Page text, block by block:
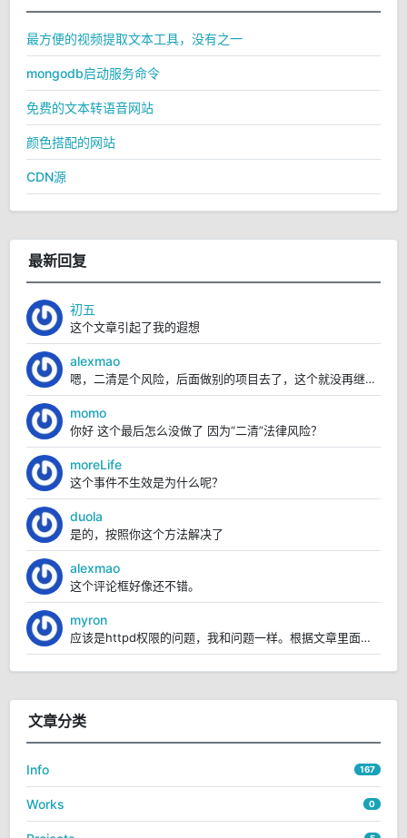
最方便的视频提取文本工具，没有之一
mongodb启动服务命令
免费的文本转语音网站
颜色搭配的网站
CDN源
最新回复
初五
这个文章引起了我的遐想
alexmao
嗯，二清是个风险，后面做别的项目去了，这个就没再继续弄。
momo
你好 这个最后怎么没做了 因为“二清”法律风险？
moreLife
这个事件不生效是为什么呢？
duola
是的，按照你这个方法解决了
alexmao
这个评论框好像还不错。
myron
应该是httpd权限的问题，我和问题一样。根据文章里面的操作，我已经解决https://blo...
文章分类
Info 167
Works 0